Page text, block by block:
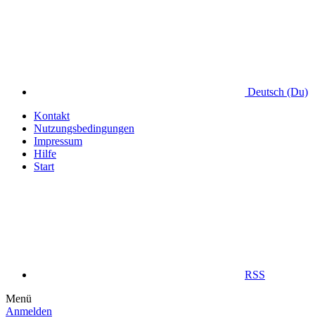
Deutsch (Du)
Kontakt
Nutzungsbedingungen
Impressum
Hilfe
Start
RSS
Menü
Anmelden